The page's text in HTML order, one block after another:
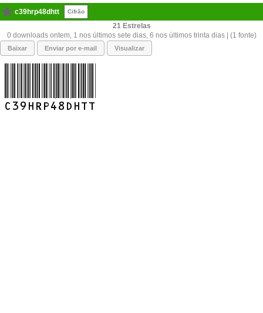
c39hrp48dhtt Cifrão
21
0 downloads ontem, 1 nos últimos sete dias, 6 nos últimos trinta dias | (1 fonte)
Baixar Enviar por e-mail Visualizar